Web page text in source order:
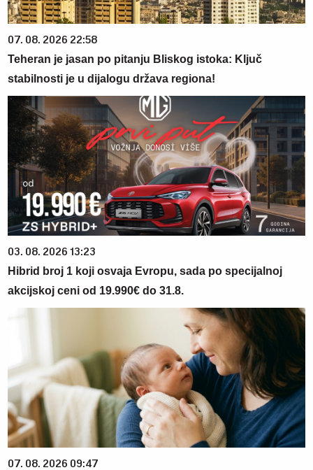
07. 08. 2026 22:58
Teheran je jasan po pitanju Bliskog istoka: Ključ
stabilnosti je u dijalogu država regiona!
03. 08. 2026 13:23
Hibrid broj 1 koji osvaja Evropu, sada po specijalnoj
akcijskoj ceni od 19.990€ do 31.8.
07. 08. 2026 09:47